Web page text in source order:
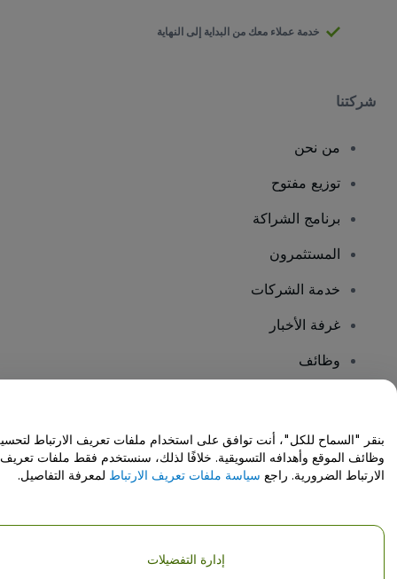
خدمة عملاء معك من البداية إلى النهاية
شركتنا
من نحن
توزيع مفتوح
برنامج الشراكة
المستثمرون
خدمة الشركات
غرفة الأخبار
وظائف
مركز المساعدة / اتصل بنا
حقوق النشر © شركة فياجوجو المحدودة 2026
تفاصيل الشركة
بنقر "السماح للكل"، أنت توافق على استخدام ملفات تعريف الارتباط
وظائف الموقع وأهدافه التسويقية. خلافًا لذلك، سنستخدم فقط ملفات تعريف
الارتباط الضرورية. راجع سياسة ملفات تعريف الارتباط لمعرفة التفاصيل.
إدارة التفضيلات